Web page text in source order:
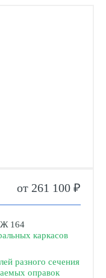
от 261 100 ₽
каркасов
разного сечения
оправок